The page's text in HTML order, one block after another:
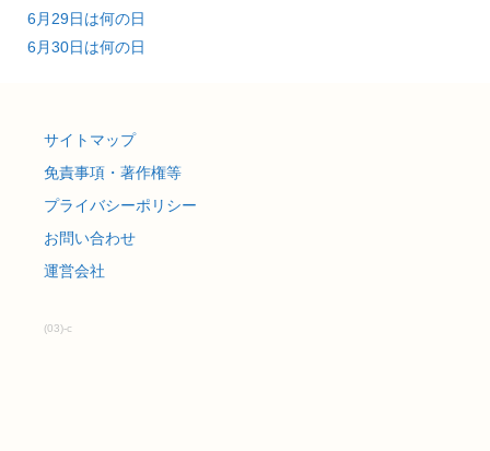
6月29日は何の日
6月30日は何の日
サイトマップ
免責事項・著作権等
プライバシーポリシー
お問い合わせ
運営会社
(03)-c